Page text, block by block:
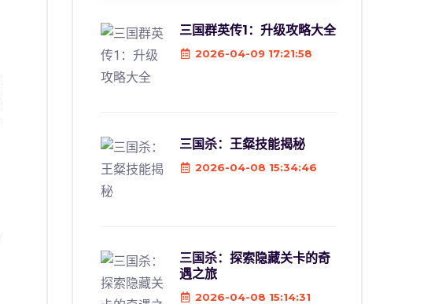
三国群英传1：升级攻略大全
2026-04-09 17:21:58
三国杀：王粲技能揭秘
2026-04-08 15:34:46
三国杀：探索隐藏关卡的奇
遇之旅
2026-04-08 15:14:31